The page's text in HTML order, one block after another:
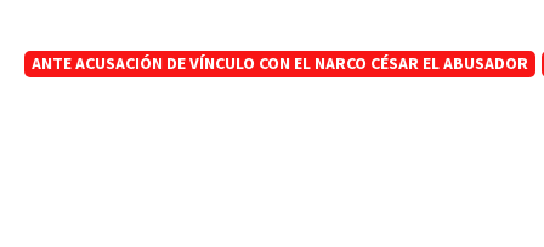
ANTE ACUSACIÓN DE VÍNCULO CON EL NARCO CÉSAR EL ABUSADOR